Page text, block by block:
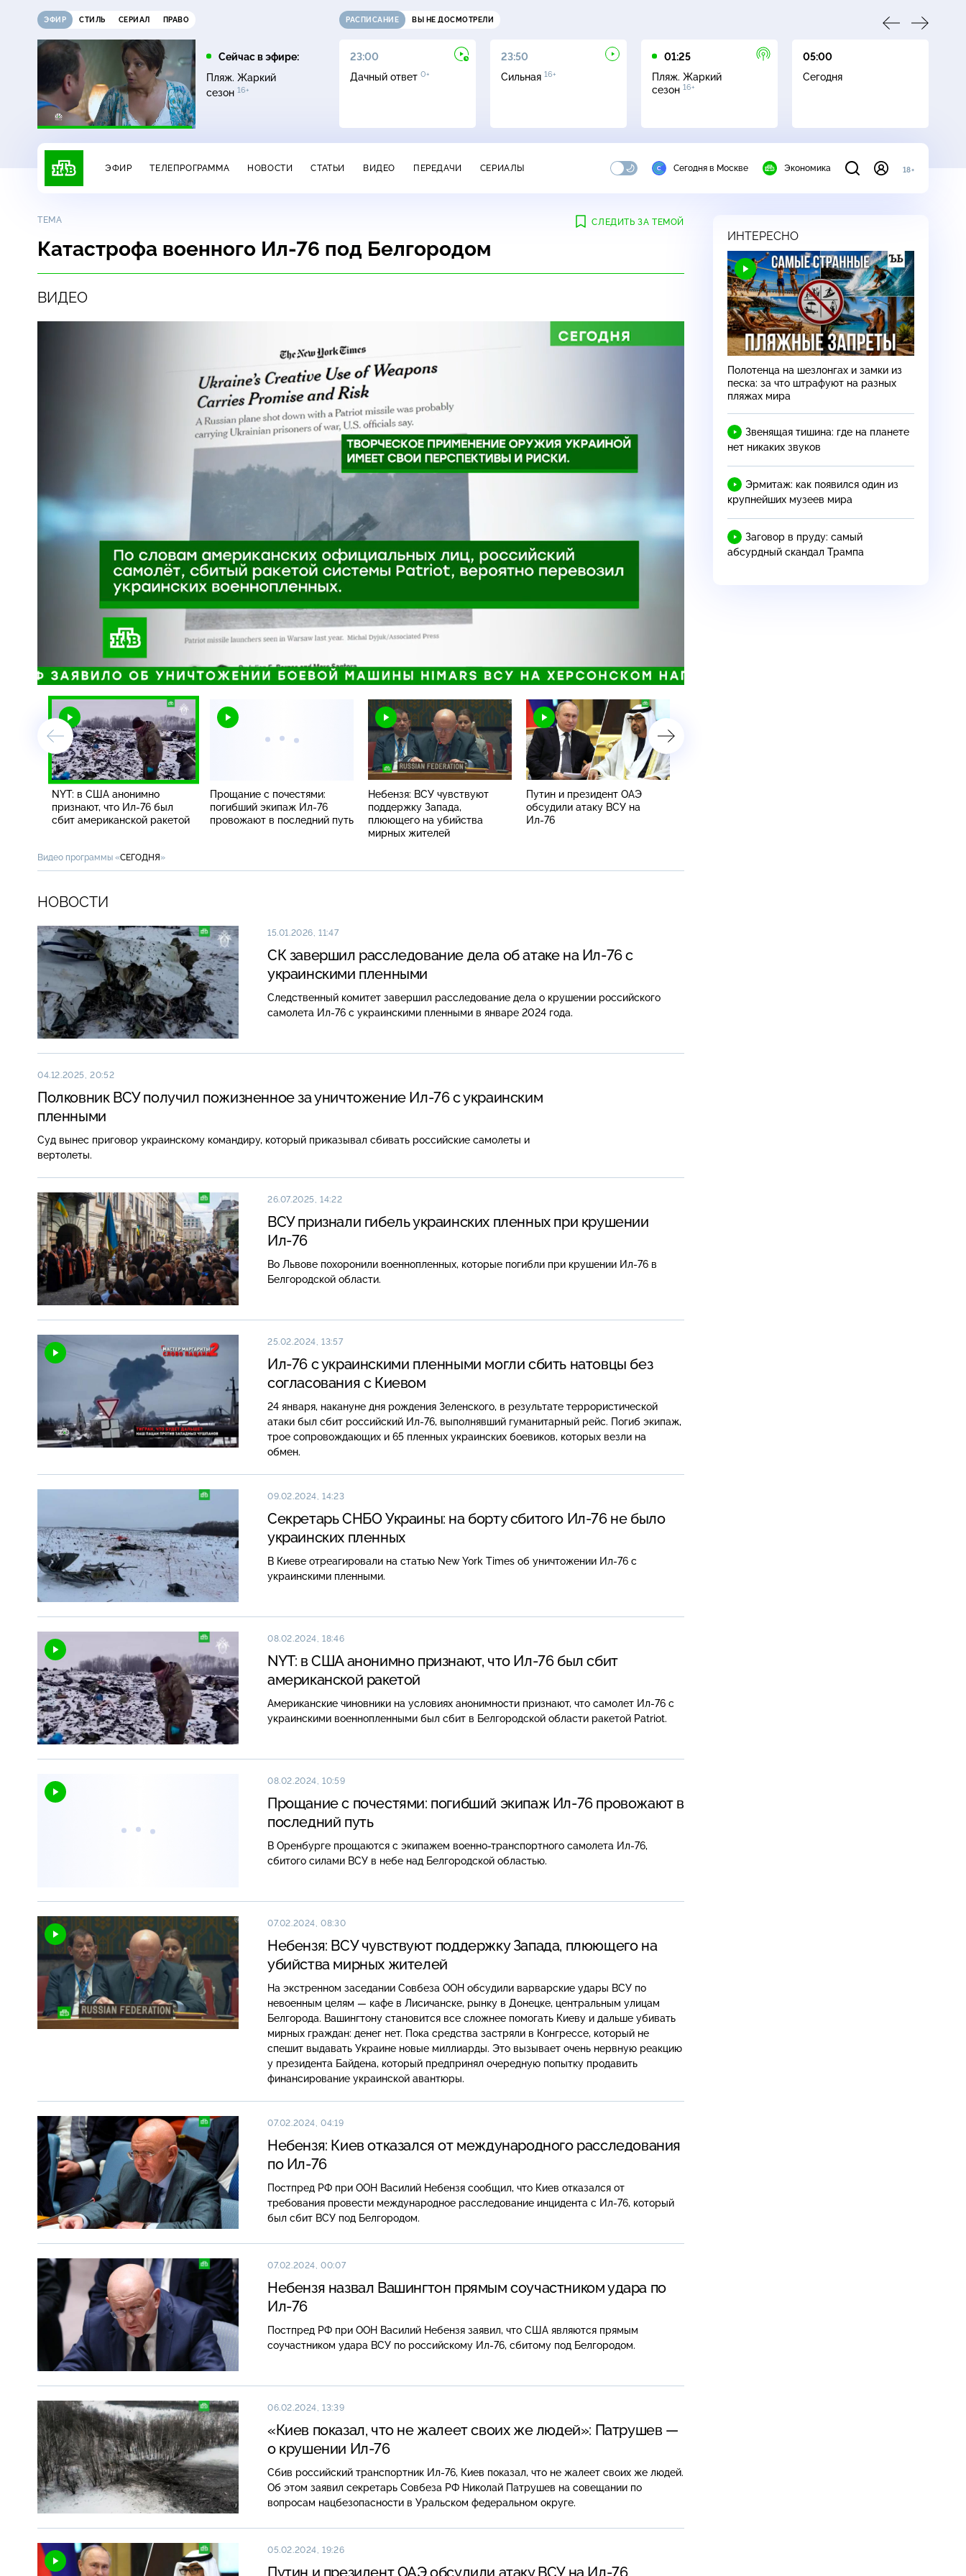
ЭФИР СТИЛЬ СЕРИАЛ ПРАВО
Сейчас в эфире:
Пляж. Жаркий
сезон 16+
РАСПИСАНИЕ ВЫ НЕ ДОСМОТРЕЛИ
16:00
Сегодня
17:00
Невский. Чужой среди
чужих 16+
23:00
Дачный ответ 0+
23:50
Сильная 16+
01:25
Пляж. Жаркий
сезон 16+
05:00
Сегодня
ЭФИР ТЕЛЕПРОГРАММА НОВОСТИ СТАТЬИ ВИДЕО ПЕРЕДАЧИ СЕРИАЛЫ Сегодня в Москве Экономика 18+
СЛЕДИТЬ ЗА ТЕМОЙ
ТЕМА
Катастрофа военного Ил-76 под Белгородом
ВИДЕО
/ Настройки
NYT: в США анонимно
признают, что Ил-76 был
сбит американской ракетой
Прощание с почестями:
погибший экипаж Ил-76
провожают в последний путь
Небензя: ВСУ чувствуют
поддержку Запада,
плюющего на убийства
мирных жителей
Путин и президент ОАЭ
обсудили атаку ВСУ на
Ил-76
Видео программы «СЕГОДНЯ»
НОВОСТИ
15.01.2026, 11:47
СК завершил расследование дела об атаке на Ил-76 с
украинскими пленными
Следственный комитет завершил расследование дела о крушении российского
самолета Ил-76 с украинскими пленными в январе 2024 года.
04.12.2025, 20:52
Полковник ВСУ получил пожизненное за уничтожение Ил-76 с украинским
пленными
Суд вынес приговор украинскому командиру, который приказывал сбивать российские самолеты и
вертолеты.
26.07.2025, 14:22
ВСУ признали гибель украинских пленных при крушении
Ил-76
Во Львове похоронили военнопленных, которые погибли при крушении Ил-76 в
Белгородской области.
25.02.2024, 13:57
Ил-76 с украинскими пленными могли сбить натовцы без
согласования с Киевом
24 января, накануне дня рождения Зеленского, в результате террористической
атаки был сбит российский Ил-76, выполнявший гуманитарный рейс. Погиб экипаж,
трое сопровождающих и 65 пленных украинских боевиков, которых везли на
обмен.
09.02.2024, 14:23
Секретарь СНБО Украины: на борту сбитого Ил-76 не было
украинских пленных
В Киеве отреагировали на статью New York Times об уничтожении Ил-76 с
украинскими пленными.
08.02.2024, 18:46
NYT: в США анонимно признают, что Ил-76 был сбит
американской ракетой
Американские чиновники на условиях анонимности признают, что самолет Ил-76 с
украинскими военнопленными был сбит в Белгородской области ракетой Patriot.
08.02.2024, 10:59
Прощание с почестями: погибший экипаж Ил-76 провожают в
последний путь
В Оренбурге прощаются с экипажем военно-транспортного самолета Ил-76,
сбитого силами ВСУ в небе над Белгородской областью.
07.02.2024, 08:30
Небензя: ВСУ чувствуют поддержку Запада, плюющего на
убийства мирных жителей
На экстренном заседании Совбеза ООН обсудили варварские удары ВСУ по
невоенным целям — кафе в Лисичанске, рынку в Донецке, центральным улицам
Белгорода. Вашингтону становится все сложнее помогать Киеву и дальше убивать
мирных граждан: денег нет. Пока средства застряли в Конгрессе, который не
спешит выдавать Украине новые миллиарды. Это вызывает очень нервную реакцию
у президента Байдена, который предпринял очередную попытку продавить
финансирование украинской авантюры.
07.02.2024, 04:19
Небензя: Киев отказался от международного расследования
по Ил-76
Постпред РФ при ООН Василий Небензя сообщил, что Киев отказался от
требования провести международное расследование инцидента с Ил-76, который
был сбит ВСУ под Белгородом.
07.02.2024, 00:07
Небензя назвал Вашингтон прямым соучастником удара по
Ил-76
Постпред РФ при ООН Василий Небензя заявил, что США являются прямым
соучастником удара ВСУ по российскому Ил-76, сбитому под Белгородом.
06.02.2024, 13:39
«Киев показал, что не жалеет своих же людей»: Патрушев —
о крушении Ил-76
Сбив российский транспортник Ил-76, Киев показал, что не жалеет своих же людей.
Об этом заявил секретарь Совбеза РФ Николай Патрушев на совещании по
вопросам нацбезопасности в Уральском федеральном округе.
05.02.2024, 19:26
Путин и президент ОАЭ обсудили атаку ВСУ на Ил-76
ИНТЕРЕСНО
Полотенца на шезлонгах и замки из
песка: за что штрафуют на разных
пляжах мира
Звенящая тишина: где на планете
нет никаких звуков
Эрмитаж: как появился один из
крупнейших музеев мира
Заговор в пруду: самый
абсурдный скандал Трампа